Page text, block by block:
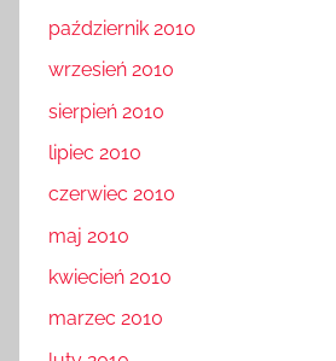
październik 2010
wrzesień 2010
sierpień 2010
lipiec 2010
czerwiec 2010
maj 2010
kwiecień 2010
marzec 2010